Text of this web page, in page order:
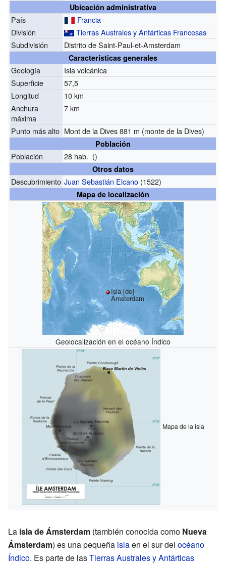
Ubicación administrativa
País
Francia
División
Tierras Australes y Antárticas Francesas
Subdivisión
Distrito de Saint-Paul-et-Amsterdam
Características generales
Geología
Isla volcánica
Superficie
57,5
Longitud
10 km
Anchura
máxima
7 km
Punto más alto Mont de la Dives 881 m (monte de la Dives)
Población
Población 28 hab. ()
Otros datos
Descubrimiento Juan Sebastián Elcano (1522)
Mapa de localización
Isla [de]
Ámsterdam
Geolocalización en el océano Índico
Mapa de la isla
La isla de Ámsterdam (también conocida como Nueva
Ámsterdam) es una pequeña islaen el sur del océano
Índico. Es parte de lasTierras Australes y Antárticas